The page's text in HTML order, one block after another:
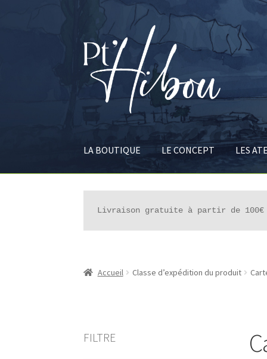
à
la
navigation
au
contenu
LA BOUTIQUE LE CONCEPT LES
Livraison gratuite à partir de 100€
Accueil Classe d’expédition du produit
FILTRE